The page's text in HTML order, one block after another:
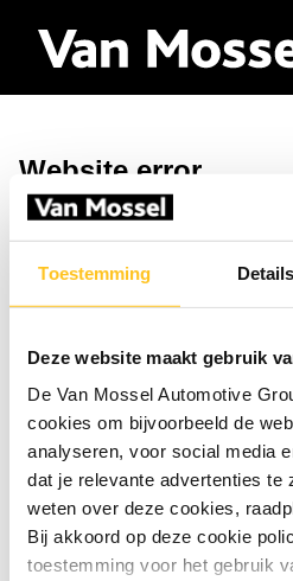
Toestemming Details
Deze website maakt gebruik
De Van Mossel Automotive
cookies om bijvoorbeeld de
analyseren, voor social media
dat je relevante advertenties te
weten over deze cookies,
Bij akkoord op deze cookie
toestemming voor het gebruik
Website error